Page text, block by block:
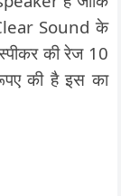
Sound के
की रेज 10
की है इस का